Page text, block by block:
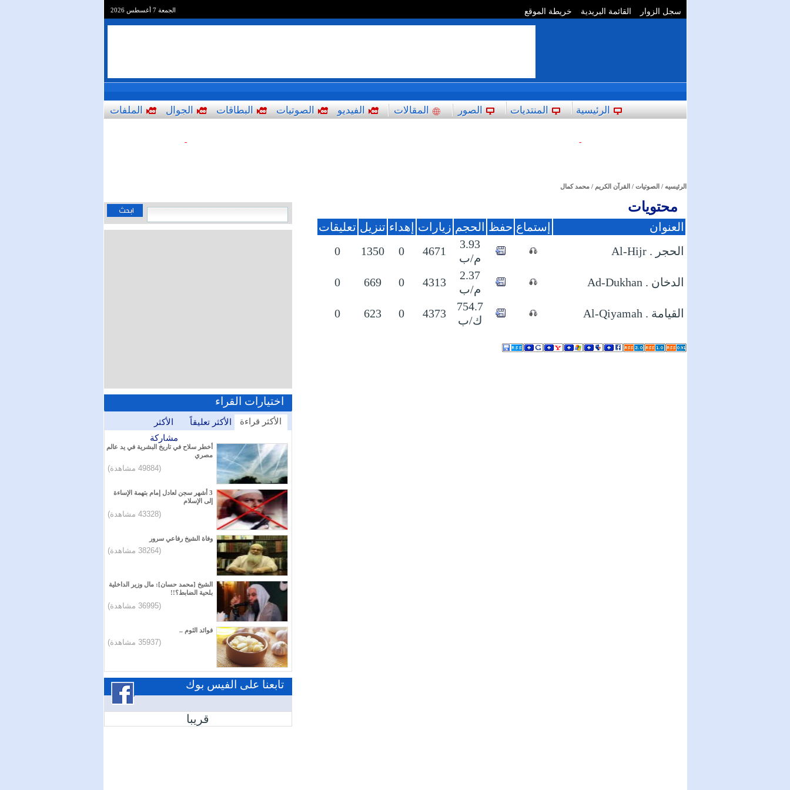
الجمعة 7 أغسطس 2026 سجل الزوار القائمة البريدية خريطة الموقع
الرئيسية المنتديات الصور المقالات الفيديو الصوتيات البطاقات الجوال الملفات
-
-
الرئيسيه / الصوتيات / القرآن الكريم / محمد كمال
محتويات
العنوان إستماع حفظ الحجم زيارات إهداء تنزيل تعليقات
الحجر . Al-Hijr
3.93
م/ب
4671
0
1350
0
الدخان . Ad-Dukhan
2.37
م/ب
4313
0
669
0
القيامة . Al-Qiyamah
754.7
ك/ب
4373
0
623
0
اختيارات القراء
الأكثر قراءة الأكثر تعليقاً
الأكثر
مشاركة
أخطر سلاح في تاريخ البشرية في يد عالم
مصري
(49884 مشاهدة)
3 أشهر سجن لعادل إمام بتهمة الإساءة
إلى الإسلام
(43328 مشاهدة)
وفاة الشيخ رفاعي سرور
(38264 مشاهدة)
الشيخ [محمد حسان]: مال وزير الداخلية
بلحية الضابط؟!!
(36995 مشاهدة)
فوائد الثوم ..
(35937 مشاهدة)
تابعنا على الفيس بوك
قريبا